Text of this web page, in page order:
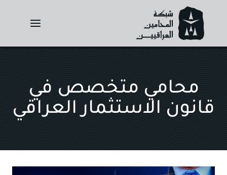
content
محامي متخصص في
قانون الاستثمار العراقي